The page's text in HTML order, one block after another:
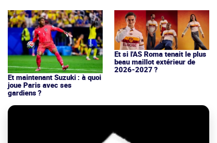
Et maintenant Suzuki : à quoi
joue Paris avec ses
gardiens ?
Et si l'AS Roma tenait le plus
beau maillot extérieur de
2026-2027 ?